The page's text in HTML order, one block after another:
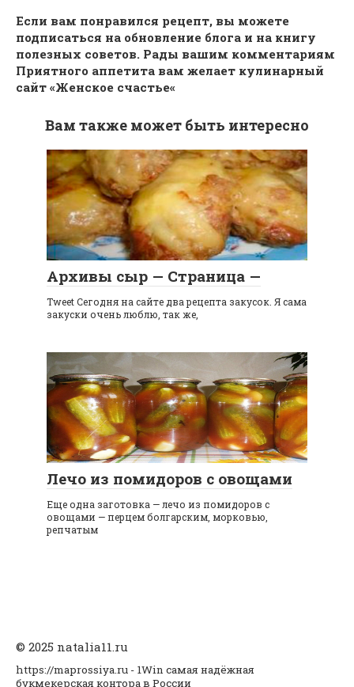
Если вам понравился рецепт, вы можете
подписаться на обновление блога и на книгу
полезных советов. Рады вашим комментариям
Приятного аппетита вам желает кулинарный
сайт «Женское счастье«
Вам также может быть интересно
Архивы сыр — Страница —
Tweet Сегодня на сайте два рецепта закусок. Я сама
закуски очень люблю, так же,
Лечо из помидоров с овощами
Еще одна заготовка — лечо из помидоров с
овощами — перцем болгарским, морковью,
репчатым
© 2025 natalia11.ru
https://maprossiya.ru - 1Win самая надёжная
букмекерская контора в России